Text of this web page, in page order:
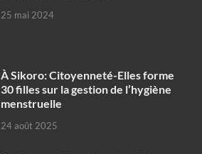
25 mai 2024
À Sikoro: Citoyenneté-Elles forme
30 filles sur la gestion de l’hygiène
menstruelle
24 août 2025